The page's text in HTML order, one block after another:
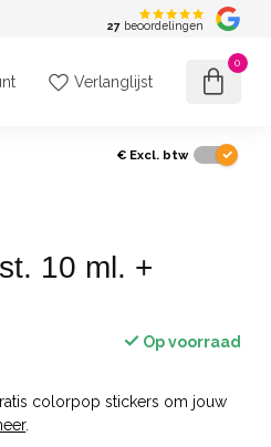
27 beoordelingen
Verlanglijst
0
€ Excl. btw
10 ml. +
Op voorraad
colorpop stickers om jouw
.